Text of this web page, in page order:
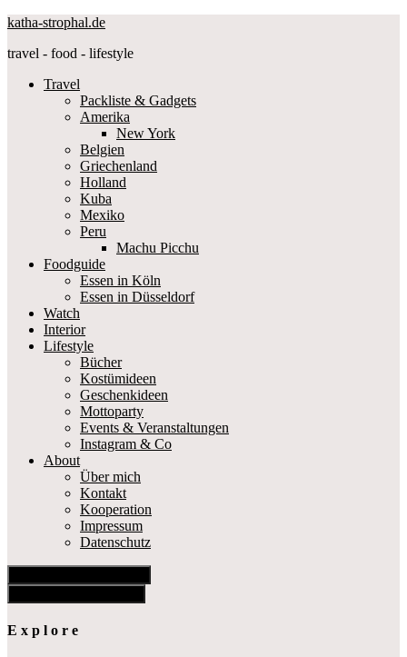
katha-strophal.de
travel - food - lifestyle
Travel
Packliste & Gadgets
Amerika
New York
Belgien
Griechenland
Holland
Kuba
Mexiko
Peru
Machu Picchu
Foodguide
Essen in Köln
Essen in Düsseldorf
Watch
Interior
Lifestyle
Bücher
Kostümideen
Geschenkideen
Mottoparty
Events & Veranstaltungen
Instagram & Co
About
Über mich
Kontakt
Kooperation
Impressum
Datenschutz
E x p l o r e